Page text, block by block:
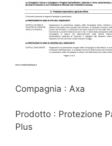
Compagnia : Axa
Prodotto : Protezione
Plus